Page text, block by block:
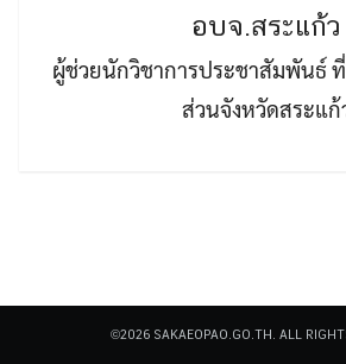
Search
อบจ.สระแก้ว
ผู้ช่วยนักวิชาการประชาสัมพันธ์
ส่วนจังหวัดสระแก้
©2026 SAKAEOPAO.GO.TH. ALL